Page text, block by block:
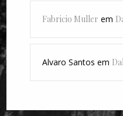
Fabricio Muller em
Alvaro Santos em